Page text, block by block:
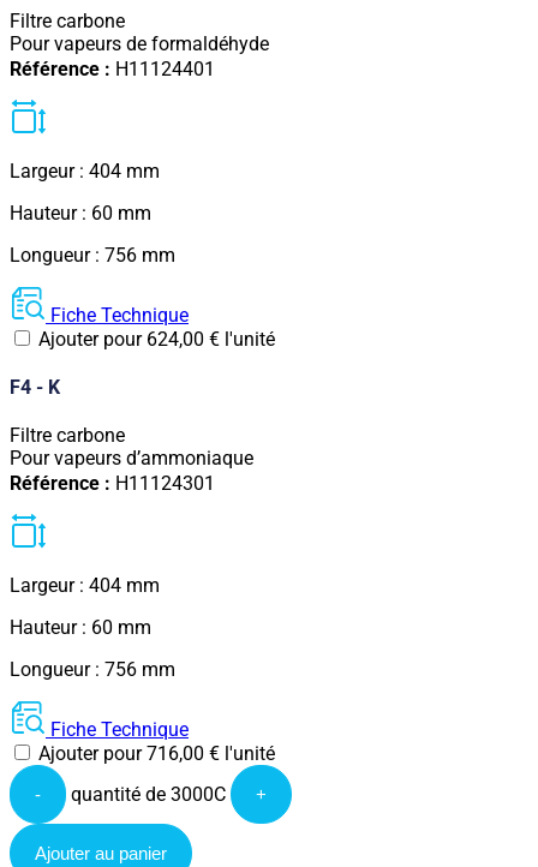
Filtre carbone
Pour vapeurs de formaldéhyde
Référence : H11124401
Largeur : 404 mm
Hauteur : 60 mm
Longueur : 756 mm
Fiche Technique
Ajouter pour 624,00 € l'unité
F4 - K
Filtre carbone
Pour vapeurs d’ammoniaque
Référence : H11124301
Largeur : 404 mm
Hauteur : 60 mm
Longueur : 756 mm
Fiche Technique
Ajouter pour716,00 € l'unité
- quantité de 3000C +
Ajouter au panier